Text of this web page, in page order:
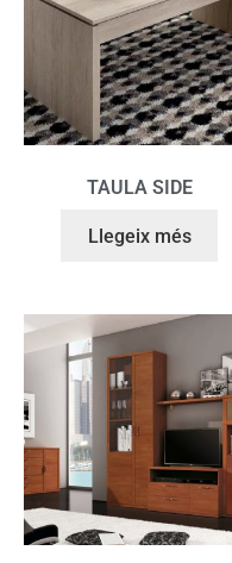
TAULA SIDE
Llegeix més